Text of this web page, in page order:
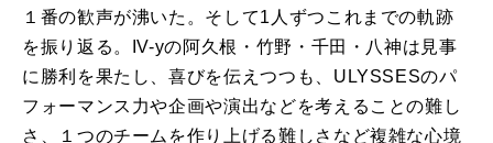
１番の歓声が沸いた。そして1人ずつこれまでの軌跡
を振り返る。IV-yの阿久根・竹野・千田・八神は見事
に勝利を果たし、喜びを伝えつつも、ULYSSESのパ
フォーマンス力や企画や演出などを考えることの難し
さ、１つのチームを作り上げる難しさなど複雑な心境